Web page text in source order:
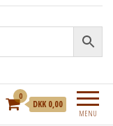
håndlavede kort
MENU
0
DKK 0,00